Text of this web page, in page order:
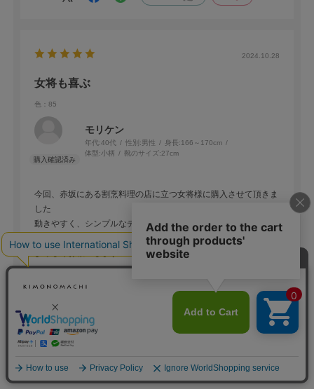
2024.10.28
女将も喜ぶ
色：85
モリケン
年代:40代 性別:男性 身長:166～170cm
体型:小柄 靴のサイズ:27cm
今回、赤坂にある割烹料理の店に立つ女将様に購入させて頂きま
した
動きやすく、シンプルなデザインにも喜んでました
是非また購入させて頂きます
もっと見る